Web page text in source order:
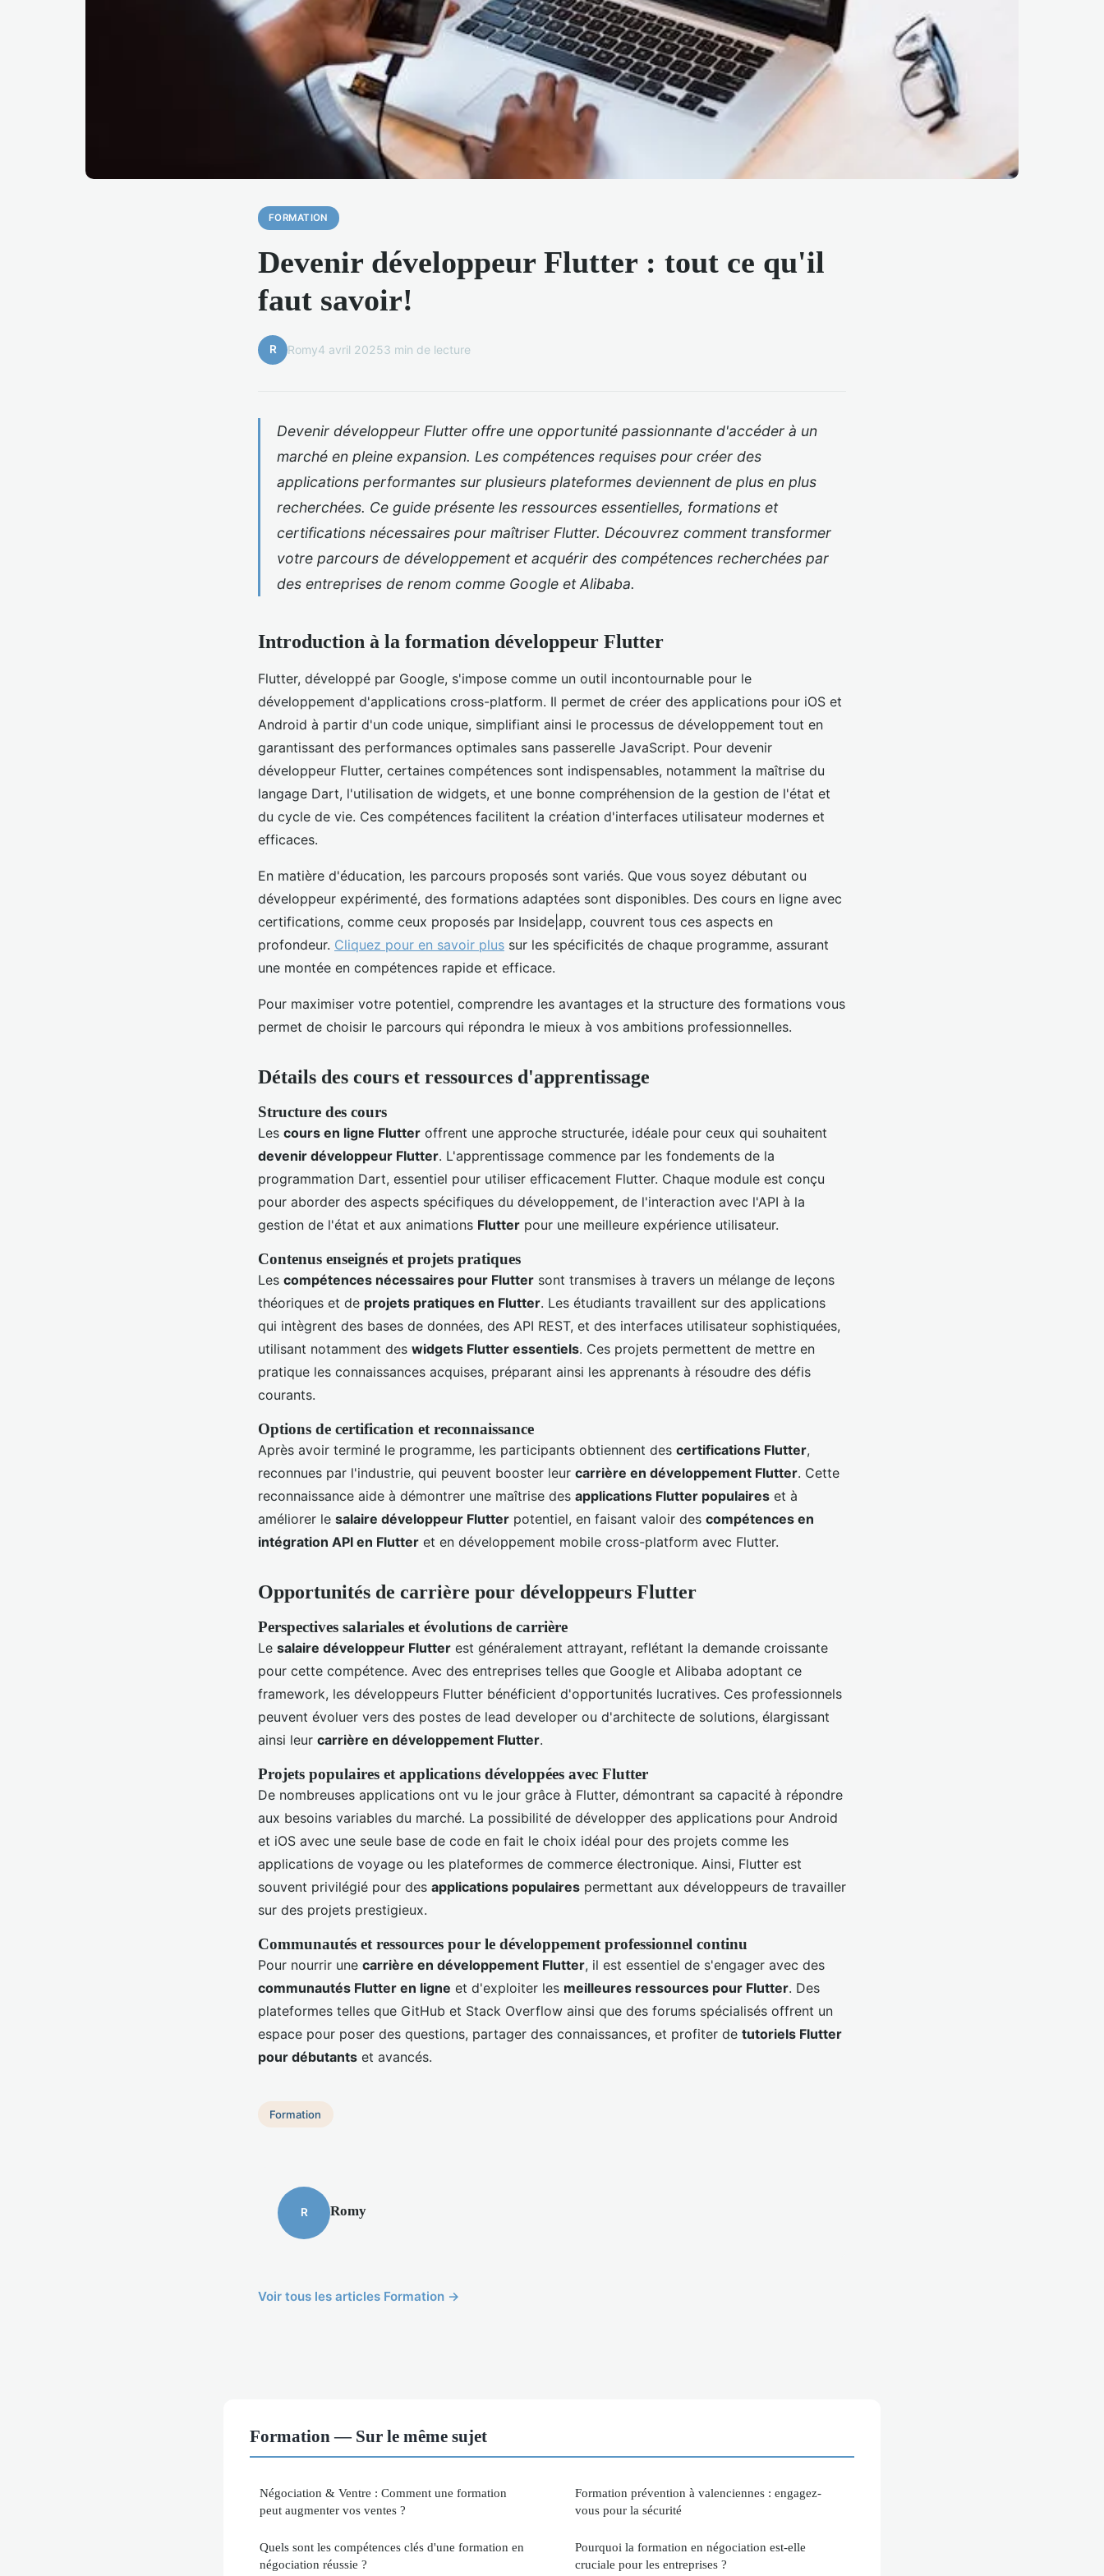
FORMATION
Devenir développeur Flutter : tout ce qu'il
faut savoir!
R Romy4 avril 20253 min de lecture
Devenir développeur Flutter offre une opportunité passionnante d'accéder à un
marché en pleine expansion. Les compétences requises pour créer des
applications performantes sur plusieurs plateformes deviennent de plus en plus
recherchées. Ce guide présente les ressources essentielles, formations et
certifications nécessaires pour maîtriser Flutter. Découvrez comment transformer
votre parcours de développement et acquérir des compétences recherchées par
des entreprises de renom comme Google et Alibaba.
Introduction à la formation développeur Flutter
Flutter, développé par Google, s'impose comme un outil incontournable pour le
développement d'applications cross-platform. Il permet de créer des applications pour iOS et
Android à partir d'un code unique, simplifiant ainsi le processus de développement tout en
garantissant des performances optimales sans passerelle JavaScript. Pour devenir
développeur Flutter, certaines compétences sont indispensables, notamment la maîtrise du
langage Dart, l'utilisation de widgets, et une bonne compréhension de la gestion de l'état et
du cycle de vie. Ces compétences facilitent la création d'interfaces utilisateur modernes et
efficaces.
En matière d'éducation, les parcours proposés sont variés. Que vous soyez débutant ou
développeur expérimenté, des formations adaptées sont disponibles. Des cours en ligne avec
certifications, comme ceux proposés par Inside|app, couvrent tous ces aspects en
profondeur. Cliquez pour en savoir plus sur les spécificités de chaque programme, assurant
une montée en compétences rapide et efficace.
Pour maximiser votre potentiel, comprendre les avantages et la structure des formations vous
permet de choisir le parcours qui répondra le mieux à vos ambitions professionnelles.
Détails des cours et ressources d'apprentissage
Structure des cours
Les cours en ligne Flutter offrent une approche structurée, idéale pour ceux qui souhaitent
devenir développeur Flutter. L'apprentissage commence par les fondements de la
programmation Dart, essentiel pour utiliser efficacement Flutter. Chaque module est conçu
pour aborder des aspects spécifiques du développement, de l'interaction avec l'API à la
gestion de l'état et aux animations Flutter pour une meilleure expérience utilisateur.
Contenus enseignés et projets pratiques
Les compétences nécessaires pour Flutter sont transmises à travers un mélange de leçons
théoriques et de projets pratiques en Flutter. Les étudiants travaillent sur des applications
qui intègrent des bases de données, des API REST, et des interfaces utilisateur sophistiquées,
utilisant notamment des widgets Flutter essentiels. Ces projets permettent de mettre en
pratique les connaissances acquises, préparant ainsi les apprenants à résoudre des défis
courants.
Options de certification et reconnaissance
Après avoir terminé le programme, les participants obtiennent des certifications Flutter,
reconnues par l'industrie, qui peuvent booster leur carrière en développement Flutter. Cette
reconnaissance aide à démontrer une maîtrise des applications Flutter populaires et à
améliorer le salaire développeur Flutter potentiel, en faisant valoir des compétences en
intégration API en Flutter et en développement mobile cross-platform avec Flutter.
Opportunités de carrière pour développeurs Flutter
Perspectives salariales et évolutions de carrière
Le salaire développeur Flutter est généralement attrayant, reflétant la demande croissante
pour cette compétence. Avec des entreprises telles que Google et Alibaba adoptant ce
framework, les développeurs Flutter bénéficient d'opportunités lucratives. Ces professionnels
peuvent évoluer vers des postes de lead developer ou d'architecte de solutions, élargissant
ainsi leur carrière en développement Flutter.
Projets populaires et applications développées avec Flutter
De nombreuses applications ont vu le jour grâce à Flutter, démontrant sa capacité à répondre
aux besoins variables du marché. La possibilité de développer des applications pour Android
et iOS avec une seule base de code en fait le choix idéal pour des projets comme les
applications de voyage ou les plateformes de commerce électronique. Ainsi, Flutter est
souvent privilégié pour des applications populaires permettant aux développeurs de travailler
sur des projets prestigieux.
Communautés et ressources pour le développement professionnel continu
Pour nourrir une carrière en développement Flutter, il est essentiel de s'engager avec des
communautés Flutter en ligne et d'exploiter les meilleures ressources pour Flutter. Des
plateformes telles que GitHub et Stack Overflow ainsi que des forums spécialisés offrent un
espace pour poser des questions, partager des connaissances, et profiter de tutoriels Flutter
pour débutants et avancés.
Formation
R Romy
Voir tous les articles Formation →
Formation — Sur le même sujet
Négociation & Ventre : Comment une formation
peut augmenter vos ventes ?
Quels sont les compétences clés d'une formation en
négociation réussie ?
Formation prévention à valenciennes : engagez-
vous pour la sécurité
Pourquoi la formation en négociation est-elle
cruciale pour les entreprises ?